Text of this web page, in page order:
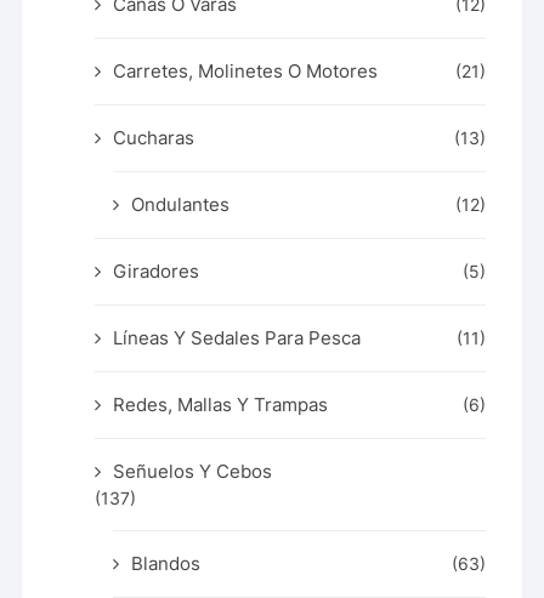
(12)
Carretes, Molinetes O Motores (21)
Cucharas (13)
Ondulantes (12)
Giradores (5)
Líneas Y Sedales Para Pesca (11)
Redes, Mallas Y Trampas (6)
Señuelos Y Cebos
(137)
Blandos (63)